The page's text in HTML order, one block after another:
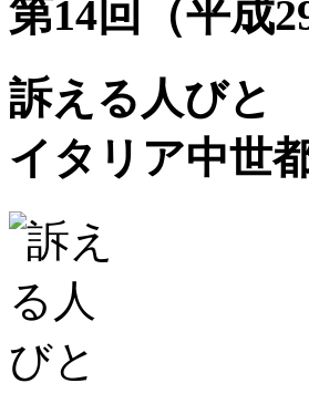
第14回（平成
訴える人びと
イタリア中世